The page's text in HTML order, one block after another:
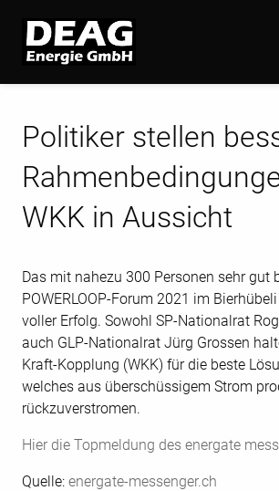
Politiker stellen
WKK in Aussicht
Das mit nahezu 300 Personen sehr gut
POWERLOOP-Forum 2021 im
voller Erfolg. Sowohl SP-Nationalrat
auch GLP-Nationalrat Jürg Grossen
Kraft-Kopplung (WKK) für die beste
welches aus überschüssigem Strom
rückzuverstromen.
Hier die Topmeldung des energate
Quelle: energate-messenger.ch